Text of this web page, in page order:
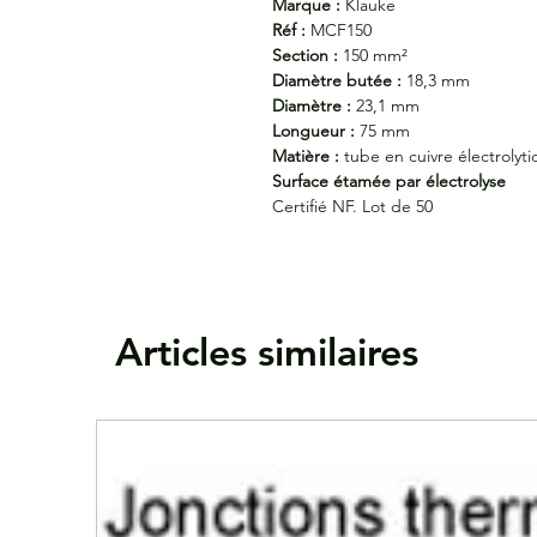
Marque : Klauke
Réf : MCF150
Section : 150 mm²
Diamètre butée : 18,3 mm
Diamètre : 23,1 mm
Longueur : 75 mm
Matière : tube en cuivre
Surface étamée par électrolyse
Certifié NF. Lot de 50
Articles similaires